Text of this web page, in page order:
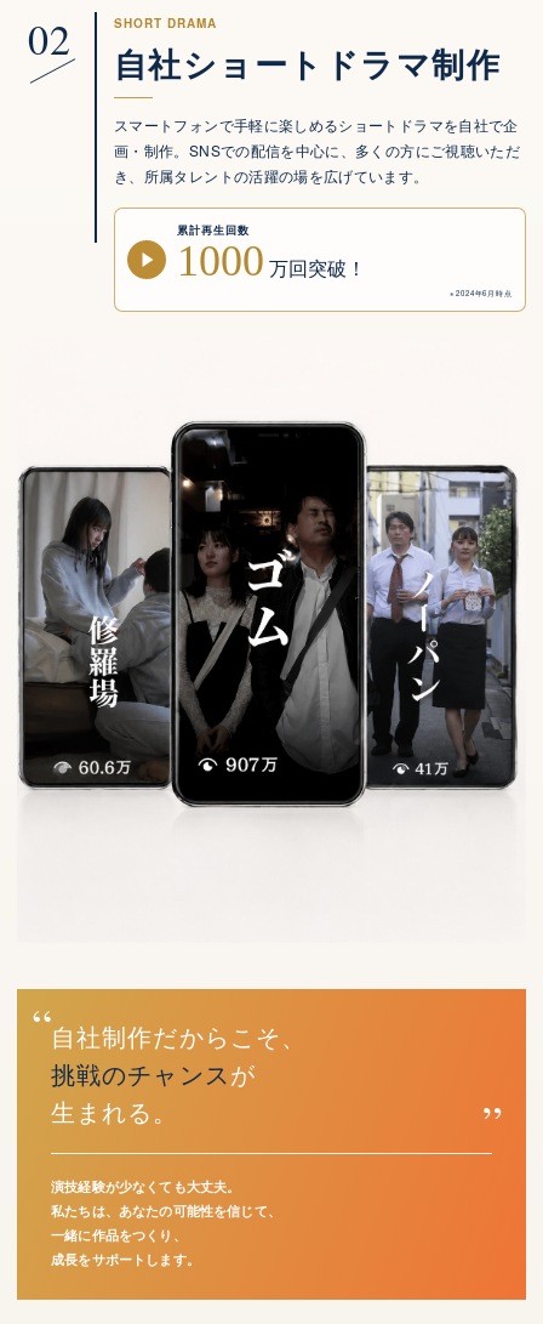
02 SHORT DRAMA
自社ショートドラマ制作
スマートフォンで手軽に楽しめるショートドラマを自社で企
画・制作。SNSでの配信を中心に、多くの方にご視聴いただ
き、所属タレントの活躍の場を広げています。
累計再生回数
1000 万回突破！
※2024年6月時点
自社制作だからこそ、
挑戦のチャンスが
生まれる。
演技経験が少なくても大丈夫。
私たちは、あなたの可能性を信じて、
一緒に作品をつくり、
成長をサポートします。